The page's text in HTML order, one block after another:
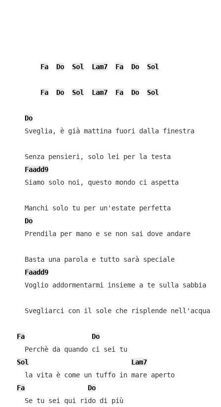
Fa Do Sol Lam7 Fa Do Sol
Fa Do Sol Lam7 Fa Do Sol
Do
    Sveglia, è già mattina fuori dalla finestra
    Senza pensieri, solo lei per la testa
Faadd9
    Siamo solo noi, questo mondo ci aspetta
    Manchi solo tu per un'estate perfetta
Do
    Prendila per mano e se non sai dove andare
    Basta una parola e tutto sarà speciale
Faadd9
    Voglio addormentarmi insieme a te sulla sabbia
    Svegliarci con il sole che risplende nell'acqua
Fa
Do
    Perchè da quando ci sei tu
Sol
Lam7
    la vita è come un tuffo in mare aperto
Fa
Do
    Se tu sei qui rido di più